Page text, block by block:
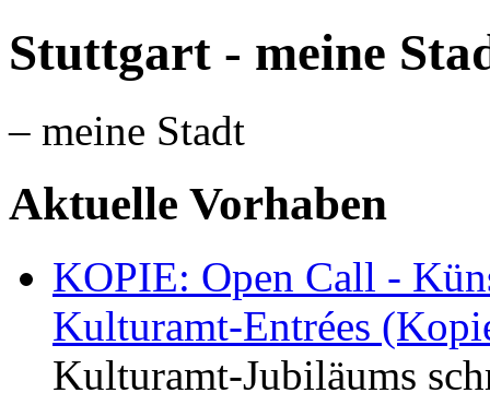
Stuttgart - meine
– meine Stadt
Aktuelle Vorhaben
KOPIE: Open Call -
Kulturamt-Entrées
Kulturamt-Jubiläums